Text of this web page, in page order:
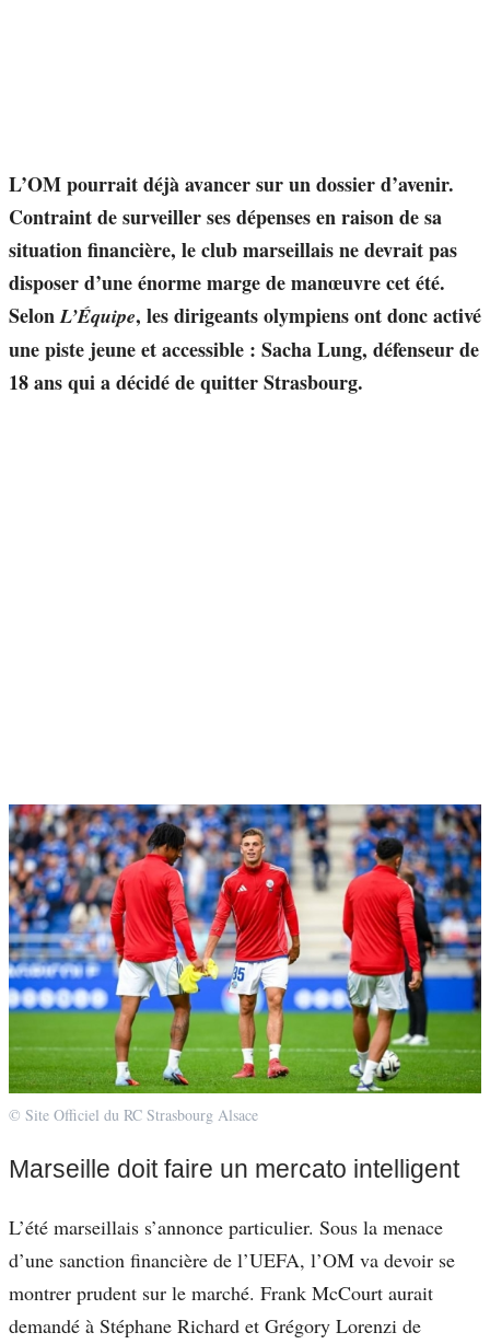
L’OM pourrait déjà avancer sur un dossier d’avenir.
Contraint de surveiller ses dépenses en raison de sa
situation financière, le club marseillais ne devrait pas
disposer d’une énorme marge de manœuvre cet été.
SelonL’Équipe, les dirigeants olympiens ont donc activé
une piste jeune et accessible : Sacha Lung, défenseur de
18 ans qui a décidé de quitter Strasbourg.
© Site Officiel du RC Strasbourg Alsace
Marseille doit faire un mercato intelligent
L’été marseillais s’annonce particulier. Sous la menace
d’une sanction financière de l’UEFA, l’OM va devoir se
montrer prudent sur le marché. Frank McCourt aurait
demandé à Stéphane Richard et Grégory Lorenzi de